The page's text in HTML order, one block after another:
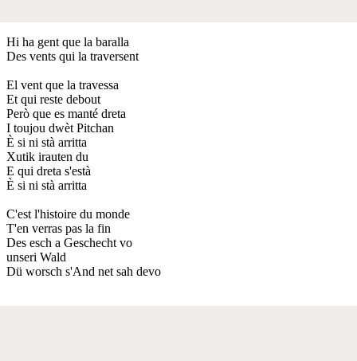
Hi ha gent que la baralla
Des vents qui la traversent
El vent que la travessa
Et qui reste debout
Però que es manté dreta
I toujou dwèt Pitchan
È si ni stà arritta
Xutik irauten du
E qui dreta s'està
È si ni stà arritta
C'est l'histoire du monde
T'en verras pas la fin
Des esch a Geschecht vo
unseri Wald
Dü worsch s'And net sah devo